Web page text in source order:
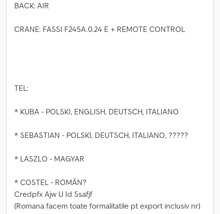
BACK: AIR
CRANE: FASSI F245A.0.24 E + REMOTE CONTROL
TEL:
* KUBA - POLSKI, ENGLISH, DEUTSCH, ITALIANO
* SEBASTIAN - POLSKI, DEUTSCH, ITALIANO, ?????
* LASZLO - MAGYAR
* COSTEL - ROMÂN?
Credpfx Ajw U Id Ssafjf
(Romana facem toate formalitatile pt export inclusiv nr)